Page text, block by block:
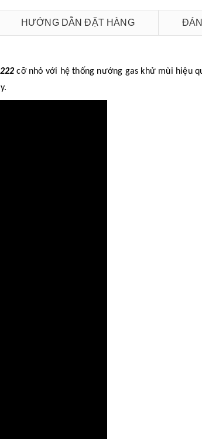
HƯỚNG DẪN ĐẶT HÀNG
cỡ nhỏ với hệ thống nướng gas khử mùi hiệu